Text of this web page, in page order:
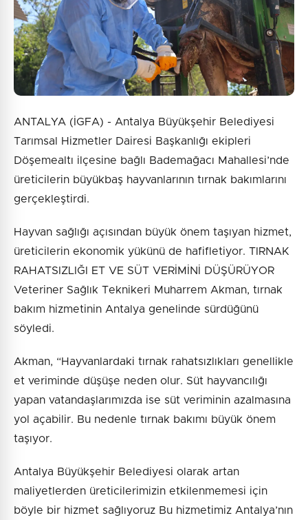
ANTALYA (İGFA) - Antalya Büyükşehir Belediyesi
Tarımsal Hizmetler Dairesi Başkanlığı ekipleri
Döşemealtı ilçesine bağlı Bademağacı Mahallesi’nde
üreticilerin büyükbaş hayvanlarının tırnak bakımlarını
gerçekleştirdi.
Hayvan sağlığı açısından büyük önem taşıyan hizmet,
üreticilerin ekonomik yükünü de hafifletiyor. TIRNAK
RAHATSIZLIĞI ET VE SÜT VERİMİNİ DÜŞÜRÜYOR
Veteriner Sağlık Teknikeri Muharrem Akman, tırnak
bakım hizmetinin Antalya genelinde sürdüğünü
söyledi.
Akman, “Hayvanlardaki tırnak rahatsızlıkları genellikle
et veriminde düşüşe neden olur. Süt hayvancılığı
yapan vatandaşlarımızda ise süt veriminin azalmasına
yol açabilir. Bu nedenle tırnak bakımı büyük önem
taşıyor.
Antalya Büyükşehir Belediyesi olarak artan
maliyetlerden üreticilerimizin etkilenmemesi için
böyle bir hizmet sağlıyoruz Bu hizmetimiz Antalya’nın